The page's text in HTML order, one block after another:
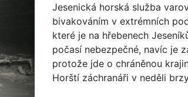
Jesenická horská služba
bivakováním v extrémních
které je na hřebenech
počasí nebezpečné, navíc je
protože jde o chráněnou
Horští záchranáři v neděli